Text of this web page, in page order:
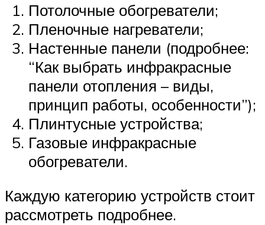
Потолочные обогреватели;
Пленочные нагреватели;
Настенные панели (подробнее:
“Как выбрать инфракрасные
панели отопления – виды,
принцип работы, особенности”);
Плинтусные устройства;
Газовые инфракрасные
обогреватели.
Каждую категорию устройств стоит
рассмотреть подробнее.